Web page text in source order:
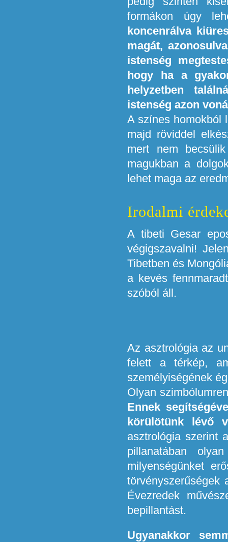
formákon úgy
koncenrálva
magát,
istenség
hogy ha a
helyzetben
istenség azon
A színes homokból
majd röviddel
mert nem
magukban a
lehet maga az
Irodalmi
A tibeti Gesar
végigszavalni!
Tibetben és
a kevés
szóból áll.
Az asztrológia az
felett a térkép,
személyiségének
Olyan
Ennek
körülötünk lévő
asztrológia szerint
pillanatában
milyenségünket
törvényszerűségek
Évezredek
bepillantást.
Ugyanakkor